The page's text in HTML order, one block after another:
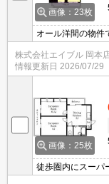
画像：23枚
オール洋間の物件
が大きく、たっぷ
り。単身からカッ
よ～!!。
株式会社エイブル 岡本
情報更新日 2026/07/29
画像：25枚
徒歩圏内にスーパ
心です♪